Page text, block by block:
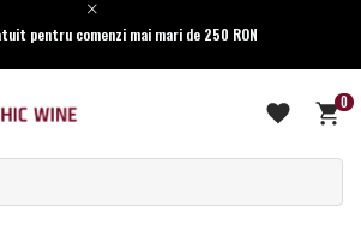
pentru comenzi mai mari de 250 RON
0